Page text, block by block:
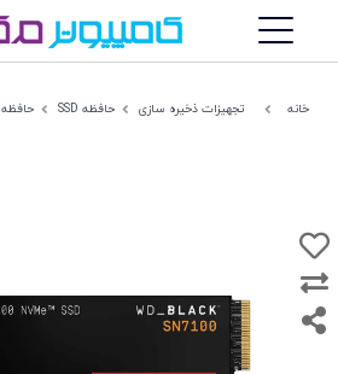
خانه تجهیزات ذخیره سازی حافظه SSD حافظه SSD اینترنال